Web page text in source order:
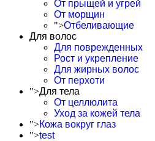
От прыщей и угрей
От морщин
">Отбеливающие
Для волос
Для поврежденных
Рост и укрепление
Для жирных волос
От перхоти
">Для тела
От целлюлита
Уход за кожей тела
">Кожа вокруг глаз
">test